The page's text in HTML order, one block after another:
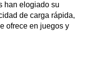
han elogiado su
de carga rápida,
ofrece en juegos y